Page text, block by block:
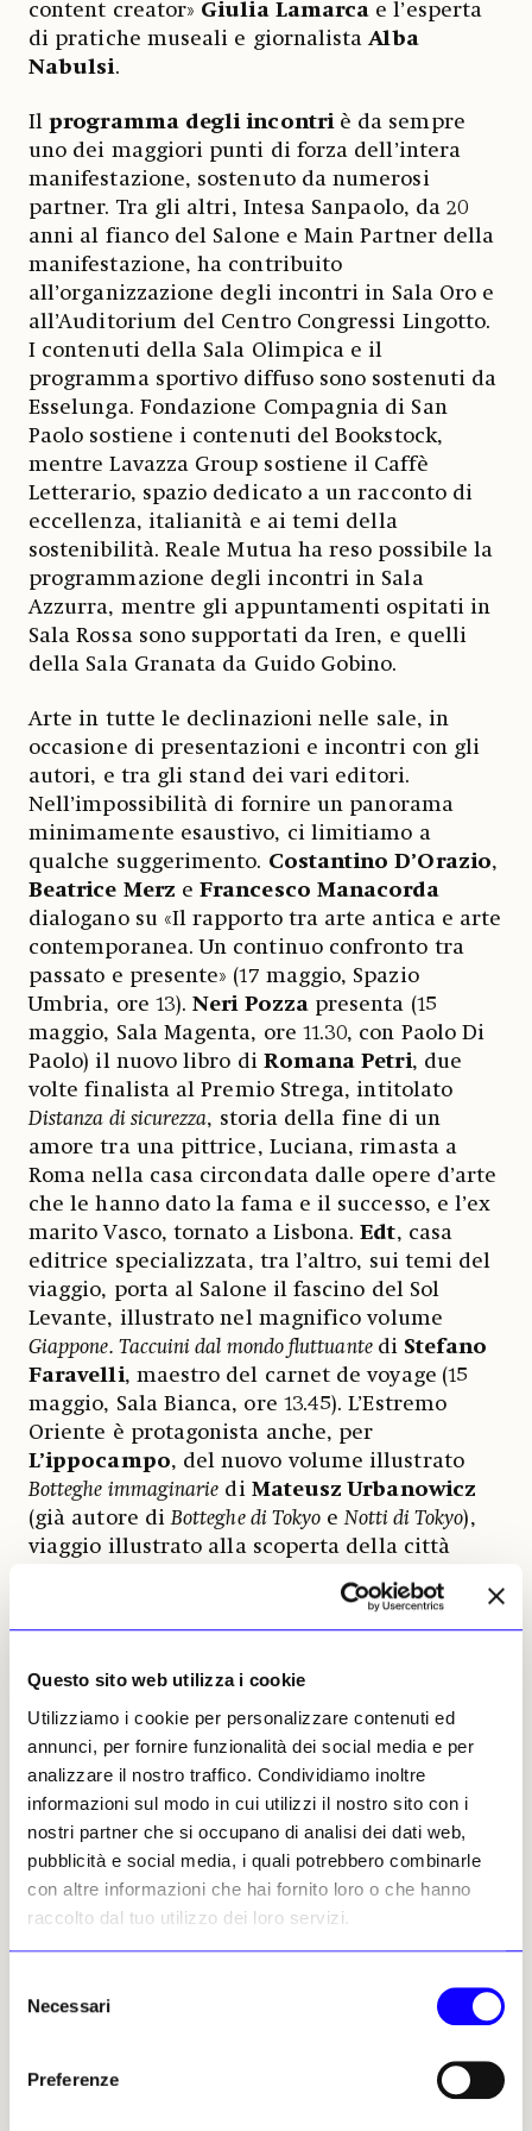
Questo sito web utilizza i cookie
Utilizziamo i cookie per personalizzare contenuti ed
annunci, per fornire funzionalità dei social media e per
analizzare il nostro traffico. Condividiamo inoltre
informazioni sul modo in cui utilizzi il nostro sito con i
nostri partner che si occupano di analisi dei dati web,
pubblicità e social media, i quali potrebbero combinarle
con altre informazioni che hai fornito loro o che hanno
raccolto dal tuo utilizzo dei loro servizi.
delNecessari
Preferenze
content creator» Giulia Lamarca e l’esperta
di pratiche museali e giornalistaAlba
Nabulsi.
Ilprogramma degli incontriè da sempre
uno dei maggiori punti di forza dell’intera
manifestazione, sostenuto da numerosi
partner. Tra gli altri, Intesa Sanpaolo, da 20
anni al fianco del Salone e Main Partner della
manifestazione, ha contribuito
all’organizzazione degli incontri in Sala Oro e
all’Auditorium del Centro Congressi Lingotto.
I contenuti della Sala Olimpica e il
programma sportivo diffuso sono sostenuti da
Esselunga. Fondazione Compagnia di San
Paolo sostiene i contenuti del Bookstock,
mentre Lavazza Group sostiene il Caffè
Letterario, spazio dedicato a un racconto di
eccellenza, italianità e ai temi della
sostenibilità. Reale Mutua ha reso possibile la
programmazione degli incontri in Sala
Azzurra, mentre gli appuntamenti ospitati in
Sala Rossa sono supportati da Iren, e quelli
della Sala Granata da Guido Gobino.
Arte in tutte le declinazioni nelle sale, in
occasione di presentazioni e incontri con gli
autori, e tra gli stand dei vari editori.
Nell’impossibilità di fornire un panorama
minimamente esaustivo, ci limitiamo a
qualche suggerimento. Costantino D’Orazio,
Beatrice Merz eFrancesco Manacorda
dialogano su «Il rapporto tra arte antica e arte
contemporanea. Un continuo confronto tra
passato e presente» (17 maggio, Spazio
Umbria, ore 13).Neri Pozza presenta (15
maggio, Sala Magenta, ore 11.30, con Paolo Di
Paolo) il nuovo libro di Romana Petri, due
volte finalista al Premio Strega, intitolato
Distanza di sicurezza, storia della fine di un
amore tra una pittrice, Luciana, rimasta a
Roma nella casa circondata dalle opere d’arte
che le hanno dato la fama e il successo, e l’ex
marito Vasco, tornato a Lisbona.Edt, casa
editrice specializzata, tra l’altro, sui temi del
viaggio, porta al Salone il fascino del Sol
Levante, illustrato nel magnifico volume
Giappone. Taccuini dal mondo fluttuante di Stefano
Faravelli, maestro del carnet de voyage (15
maggio, Sala Bianca, ore 13.45). L’Estremo
Oriente è protagonista anche, per
L’ippocampo, del nuovo volume illustrato
Botteghe immaginarie di Mateusz Urbanowicz
(già autore diBotteghe di Tokyo eNotti di Tokyo),
viaggio illustrato alla scoperta della città
splendide botteghe, luoghi inventati eppure
realistici fin nei minimi particolari. Lo stesso
immagini del profumodiMatteo Fumagalli
illustrazioni diDaniele Catalli ; 17 maggio,
Sala Bronzo, ore 18), splendido volume che
offre uno sguardo inedito sul mondo delle
fragranze.
L’editore Allemandi
quest’anno porta il
Catalogo ragionatodiFabio Maurinell’anno del
centenario della nascita (16 maggio, Pista 500
anche il volume fotografico
Diana
pubblicato in occasione della sua
L’artista, documentarista e fotografa,